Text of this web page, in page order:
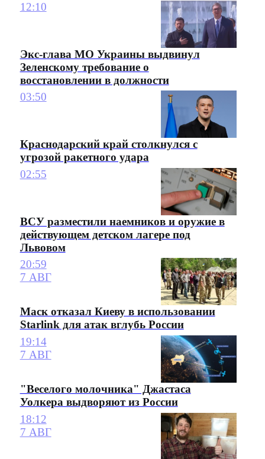
12:10
Экс-глава МО Украины выдвинул
Зеленскому требование о
восстановлении в должности
03:50
Краснодарский край столкнулся с
угрозой ракетного удара
02:55
ВСУ разместили наемников и оружие в
действующем детском лагере под
Львовом
20:59
7 АВГ
Маск отказал Киеву в использовании
Starlink для атак вглубь России
19:14
7 АВГ
"Веселого молочника" Джастаса
Уолкера выдворяют из России
18:12
7 АВГ